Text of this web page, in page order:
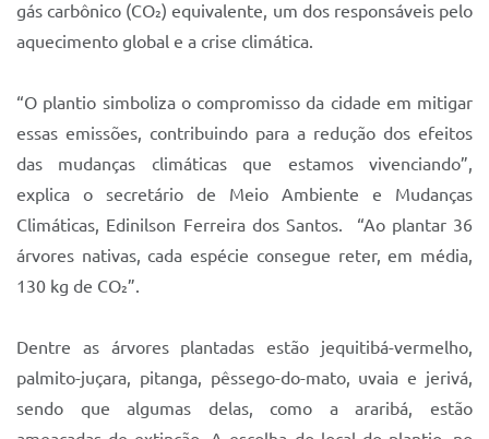
gás carbônico (CO₂) equivalente, um dos responsáveis pelo
aquecimento global e a crise climática.
“O plantio simboliza o compromisso da cidade em mitigar
essas emissões, contribuindo para a redução dos efeitos
das mudanças climáticas que estamos vivenciando”,
explica o secretário de Meio Ambiente e Mudanças
Climáticas, Edinilson Ferreira dos Santos. “Ao plantar 36
árvores nativas, cada espécie consegue reter, em média,
130 kg de CO₂”.
Dentre as árvores plantadas estão jequitibá-vermelho,
palmito-juçara, pitanga, pêssego-do-mato, uvaia e jerivá,
sendo que algumas delas, como a araribá, estão